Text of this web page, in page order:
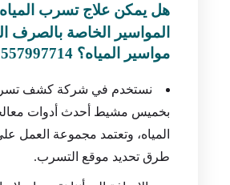
الخدمات.
هل يمكن علاج تسرب المياه
مواسير المياه؟ 0557997714
نستخدم في شركة كشف
بخميس مشيط أحدث أدوات
المياه، وتعتمد مجموعة العمل